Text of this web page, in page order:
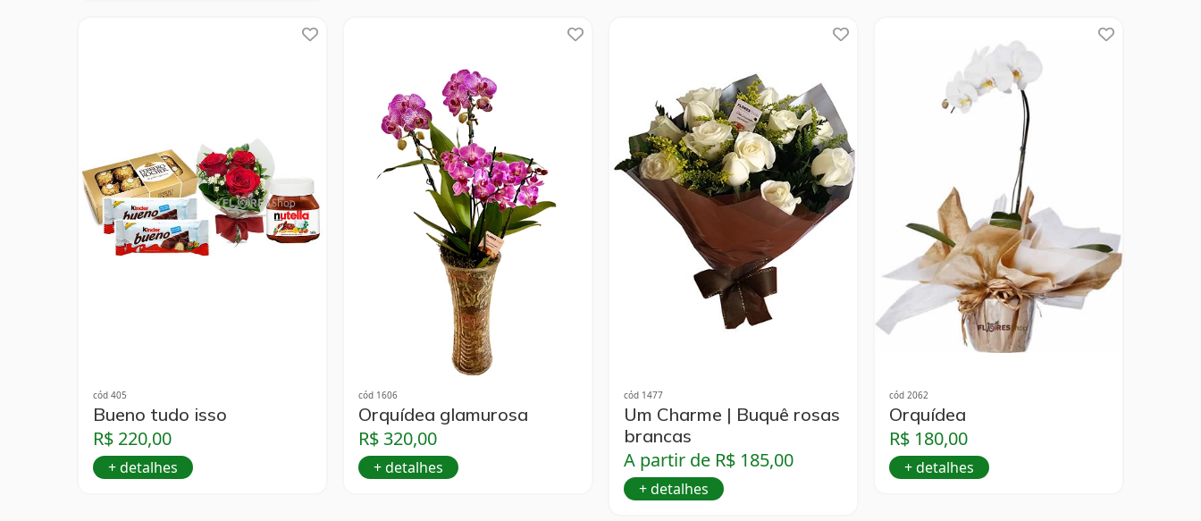
cód 405
Bueno tudo isso
R$ 220,00
+ detalhes
cód 1606
Orquídea glamurosa
R$ 320,00
+ detalhes
cód 1477
Um Charme | Buquê rosas
brancas
A partir de R$ 185,00
+ detalhes
cód 2062
Orquídea
R$ 180,00
+ detalhes